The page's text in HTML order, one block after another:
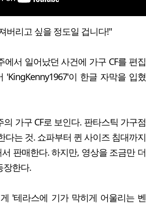
버리고 싶을 정도일 겁니다!"
에서 일어났던 사건에 가구 CF를 편집
'KingKenny1967'이 한글 자막을 입혔
가구 CF로 보인다. 판타스틱 가구점
다는 것. 쇼파부터 퀸 사이즈 침대까지
판매한다. 하지만, 영상을 조금만 더
장한다.
'테라스에 기가 막히게 어울리는 벤